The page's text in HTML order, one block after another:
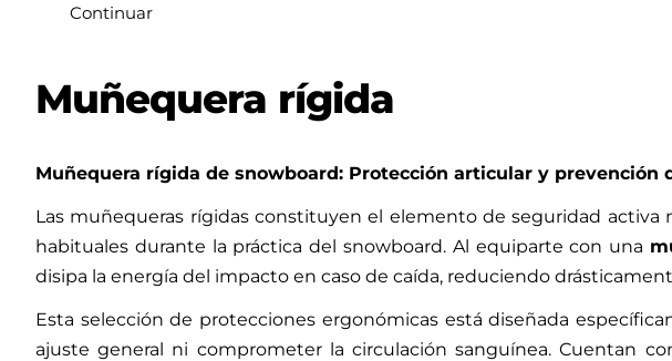
Muñequera rígida
Muñequera rígida de snowboard: Protección articular y prevención
Las muñequeras rígidas constituyen el elemento de seguridad
habituales durante la práctica del snowboard. Al equiparte con una
disipa la energía del impacto en caso de caída, reduciendo
Esta selección de protecciones ergonómicas está diseñada
ajuste general ni comprometer la circulación sanguínea. Cuentan
Continuar